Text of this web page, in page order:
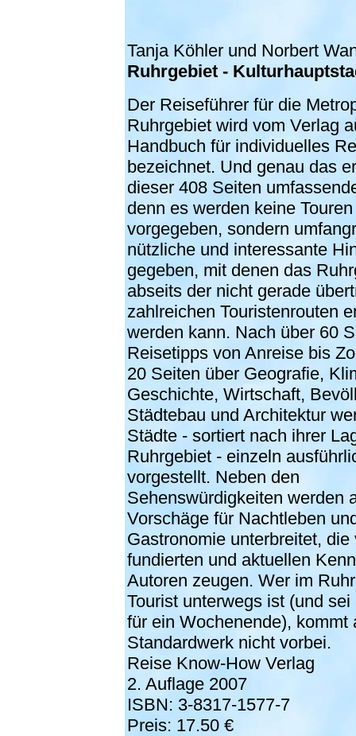
Tanja Köhler und Norbert
Ruhrgebiet -
Der Reiseführer für die
Ruhrgebiet wird vom Verlag
Handbuch für individuelles
bezeichnet. Und genau das
dieser 408 Seiten
denn es werden keine Touren
vorgegeben, sondern
nützliche und interessante
gegeben, mit denen das
abseits der nicht gerade
zahlreichen Touristenrouten
werden kann. Nach über 60
Reisetipps von Anreise bis
20 Seiten über Geografie,
Geschichte, Wirtschaft,
Städtebau und Architektur
Städte - sortiert nach ihrer
Ruhrgebiet - einzeln
vorgestellt. Neben den
Sehenswürdigkeiten werden
Vorschäge für Nachtleben
Gastronomie unterbreitet, die
fundierten und aktuellen
Autoren zeugen. Wer im
Tourist unterwegs ist (und
für ein Wochenende), kommt
Standardwerk nicht vorbei.
Reise Know-How Verlag
2. Auflage 2007
ISBN: 3-8317-1577-7
Preis: 17.50 €